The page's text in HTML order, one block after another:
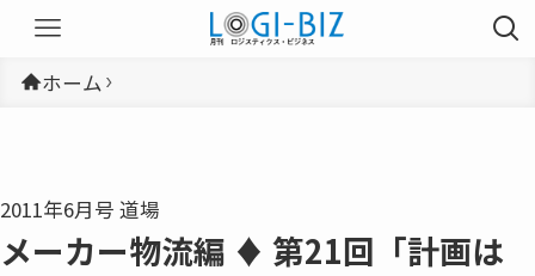
ホーム
2011年6月号 道場
メーカー物流編 ♦ 第21回「計画は